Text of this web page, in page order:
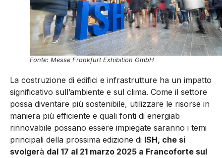
Fonte: Messe Frankfurt Exhibition GmbH
La costruzione di edifici e infrastrutture ha un impatto
significativo sull’ambiente e sul clima. Come il settore
possa diventare più sostenibile, utilizzare le risorse in
maniera più efficiente e quali fonti di energiab
rinnovabile possano essere impiegate saranno i temi
principali della prossima edizione di ISH, che si
svolgerà dal 17 al 21 marzo 2025 a Francoforte sul